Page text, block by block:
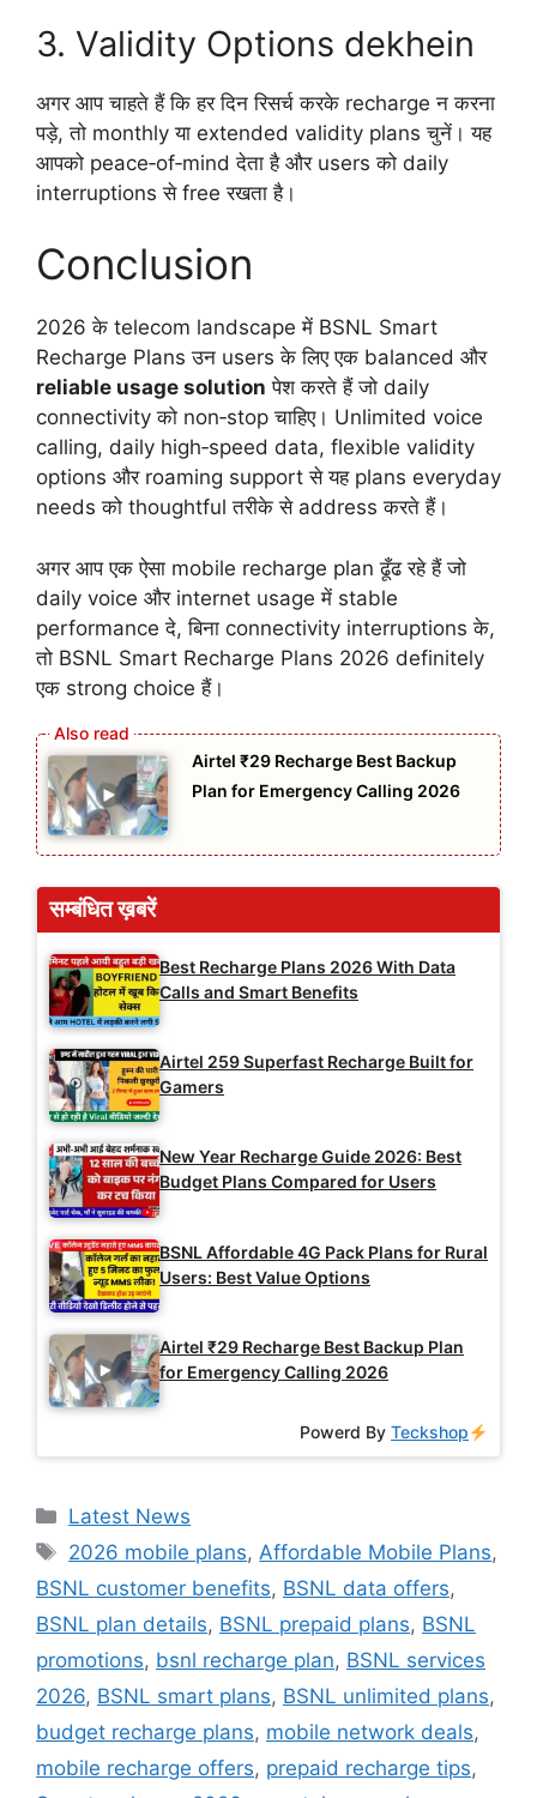
3. Validity Options dekhein
अगर आप चाहते हैं कि हर दिन रिसर्च करके recharge न करना
पड़े, तो monthly या extended validity plans चुनें। यह
आपको peace‑of‑mind देता है और users को daily
interruptions से free रखता है।
Conclusion
2026 के telecom landscape में BSNL Smart
Recharge Plans उन users के लिए एक balanced और
reliable usage solution पेश करते हैं जो daily
connectivity को non‑stop चाहिए। Unlimited voice
calling, daily high‑speed data, flexible validity
options और roaming support से यह plans everyday
needs को thoughtful तरीके से address करते हैं।
अगर आप एक ऐसा mobile recharge plan ढूँढ रहे हैं जो
daily voice और internet usage में stable
performance दे, बिना connectivity interruptions के,
तो BSNL Smart Recharge Plans 2026 definitely
एक strong choice हैं।
Airtel ₹29 Recharge Best Backup
Plan for Emergency Calling 2026
सम्बंधित ख़बरें
Best Recharge Plans 2026 With Data
Calls and Smart Benefits
Airtel 259 Superfast Recharge Built for
Gamers
New Year Recharge Guide 2026: Best
Budget Plans Compared for Users
BSNL Affordable 4G Pack Plans for Rural
Users: Best Value Options
Airtel ₹29 Recharge Best Backup Plan
for Emergency Calling 2026
Powerd ByTeckshop
Categories
Latest News
Tags
2026 mobile plans,Affordable Mobile Plans,
BSNL customer benefits, BSNL data offers,
BSNL plan details, BSNL prepaid plans, BSNL
promotions, bsnl recharge plan, BSNL services
2026, BSNL smart plans, BSNL unlimited plans,
budget recharge plans, mobile network deals,
mobile recharge offers, prepaid recharge tips,